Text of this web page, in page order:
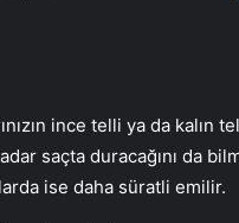
ince telli ya da
saçta duracağını da
ise daha süratli emilir.